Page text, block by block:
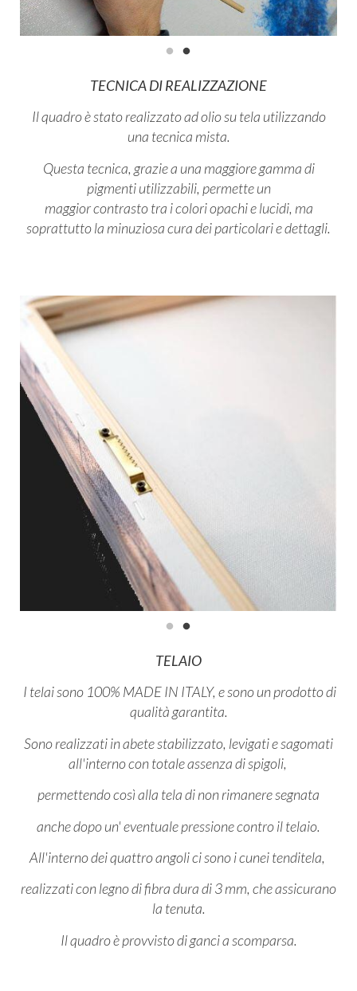
TECNICA DI REALIZZAZIONE
Il quadro è stato realizzato ad olio su tela utilizzando
una tecnica mista.
Questa tecnica, grazie a una maggiore gamma di
pigmenti utilizzabili, permette un
maggior contrasto tra i colori opachi e lucidi, ma
soprattutto la minuziosa cura dei particolari e dettagli.
TELAIO
I telai sono 100% MADE IN ITALY, e sono un prodotto di
qualità garantita.
Sono realizzati in abete stabilizzato, levigati e sagomati
all'interno con totale assenza di spigoli,
permettendo così alla tela di non rimanere segnata
anche dopo un' eventuale pressione contro il telaio.
All'interno dei quattro angoli ci sono i cunei tenditela,
realizzati con legno di fibra dura di 3 mm, che assicurano
la tenuta.
Il quadro è provvisto di ganci a scomparsa.